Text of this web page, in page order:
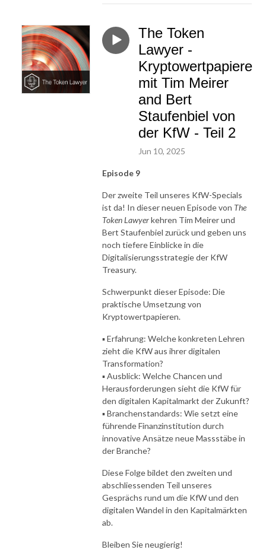
The Token
Lawyer -
Kryptowertpapiere
mit Tim Meirer
and Bert
Staufenbiel von
der KfW - Teil 2
Jun 10, 2025
Episode 9
Der zweite Teil unseres KfW-Specials
ist da! In dieser neuen Episode von The
Token Lawyerkehren Tim Meirer und
Bert Staufenbiel zurück und geben uns
noch tiefere Einblicke in die
Digitalisierungsstrategie der KfW
Treasury.
Schwerpunkt dieser Episode: Die
praktische Umsetzung von
Kryptowertpapieren.
▪️ Erfahrung: Welche konkreten Lehren
zieht die KfW aus ihrer digitalen
Transformation?
▪️ Ausblick: Welche Chancen und
Herausforderungen sieht die KfW für
den digitalen Kapitalmarkt der Zukunft?
▪️ Branchenstandards: Wie setzt eine
führende Finanzinstitution durch
innovative Ansätze neue Massstäbe in
der Branche?
Diese Folge bildet den zweiten und
abschliessenden Teil unseres
Gesprächs rund um die KfW und den
digitalen Wandel in den Kapitalmärkten
ab.
Bleiben Sie neugierig!